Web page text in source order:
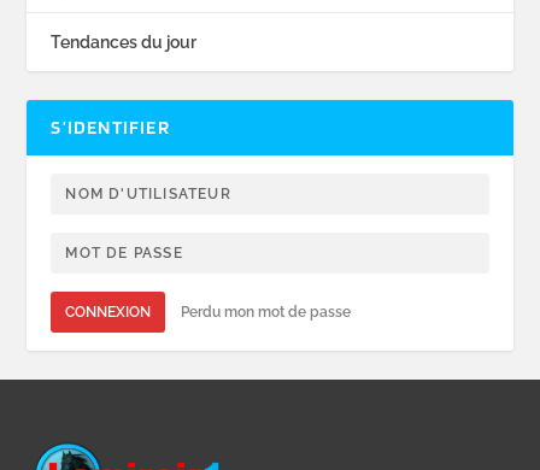
Tendances du jour
S’IDENTIFIER
CONNEXION Perdu mon mot de passe